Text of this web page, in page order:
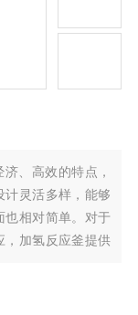
、高效的特点，
计灵活多样，能够
也相对简单。对于
，加氢反应釜提供